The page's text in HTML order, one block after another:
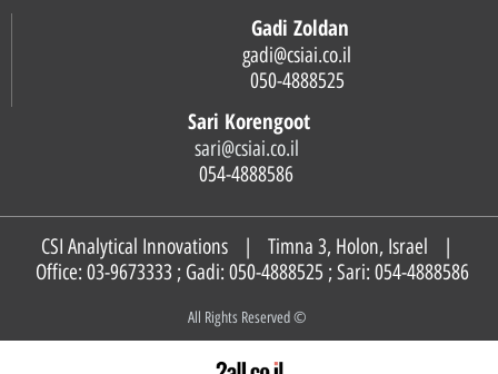
Gadi Zoldan
Sari Korengoot
sari@csiai.co.il
CSI Analytical Innovations | Timna 3, Holon, Israel |
Office: 03-9673333 ; Gadi: 050-4888525 ; Sari: 054-4888586
© All Rights Reserved